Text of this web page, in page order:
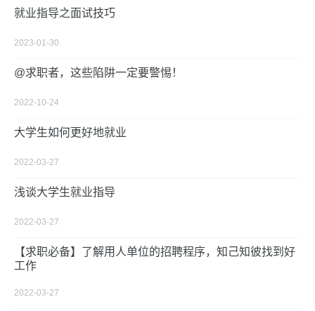
就业指导之面试技巧
2023-01-30
@求职者，这些陷阱一定要警惕！
2022-10-24
大学生如何更好地就业
2022-03-27
浅谈大学生就业指导
2022-03-27
【求职必备】了解用人单位的招聘程序，知己知彼找到好
工作
2022-03-27